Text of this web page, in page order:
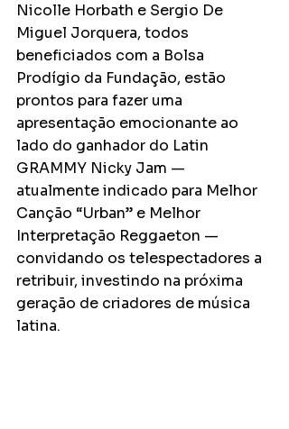
Nicolle Horbath e Sergio De
Miguel Jorquera, todos
beneficiados com a Bolsa
Prodígio da Fundação, estão
prontos para fazer uma
apresentação emocionante ao
lado do ganhador do Latin
GRAMMY Nicky Jam —
atualmente indicado para Melhor
Canção “Urban” e Melhor
Interpretação Reggaeton —
convidando os telespectadores a
retribuir, investindo na próxima
geração de criadores de música
latina.